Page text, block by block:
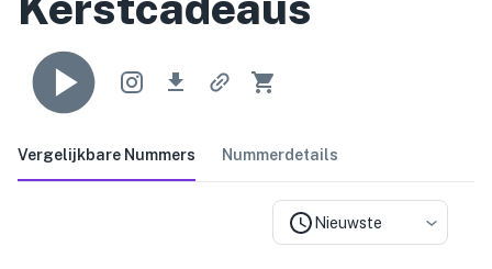
Vergelijkbare Nummers Nummerdetails
Nieuwste